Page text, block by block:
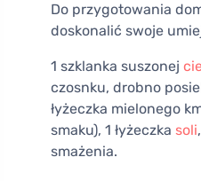
Do przygotowania
doskonalić swoje
1 szklanka suszonej
czosnku, drobno
łyżeczka mielonego
smaku), 1 łyżeczka soli
smażenia.